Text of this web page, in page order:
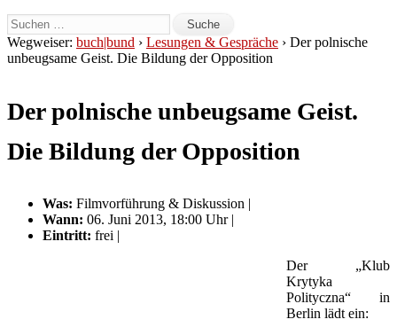
Wegweiser: buch|bund › Lesungen & Gespräche › Der polnische
unbeugsame Geist. Die Bildung der Opposition
Der polnische unbeugsame Geist.
Die Bildung der Opposition
Was: Filmvorführung & Diskussion |
Wann: 06. Juni 2013, 18:00 Uhr |
Eintritt: frei |
Der „Klub
Krytyka
Polityczna“ in
Berlin lädt ein: